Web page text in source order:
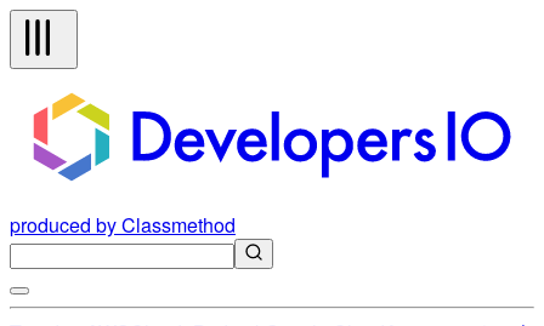
produced by Classmethod